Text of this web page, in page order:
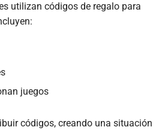
utilizan códigos de regalo para
juegos
códigos, creando una situación